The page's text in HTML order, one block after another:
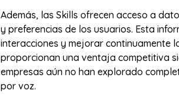
Además, las Skills ofrecen acceso a
y preferencias de los usuarios. Esta
interacciones y mejorar continuamente
proporcionan una ventaja competitiva
empresas aún no han explorado
por voz.